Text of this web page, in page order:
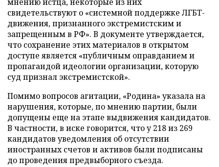
свидетельствуют о «системной поддержке ЛГБТ-
движения, признанного экстремистским и
запрещенным в РФ». В документе утверждается,
что сохранение этих материалов в открытом
доступе является «публичным оправданием и
пропагандой идеологии организации, которую
суд признал экстремистской».
Помимо вопросов агитации, «Родина» указала на
нарушения, которые, по мнению партии, были
допущены еще на этапе выдвижения кандидатов.
В частности, в иске говорится, что у 218 из 269
кандидатов уведомления об отсутствии
иностранных счетов и активов были подписаны
до проведения предвыборного съезда.